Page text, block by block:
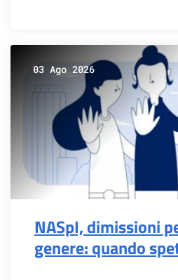
03 Ago 2026
NASpI, dimissioni
genere: quando